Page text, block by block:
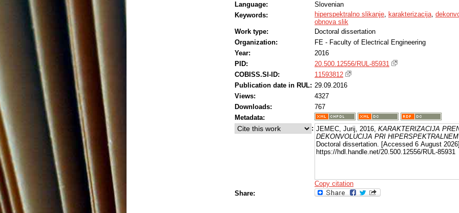
vplivajo na kakovost zajetih slik. Glede na način zajemanja hiperspektralnih
sisteme v štiri skupine: točkovno spektralne, enorazsežno prostorske,
trirazsežne. Pri sistemih za točkovno spektralno zajemanje in za
zajamemo celotno hiperspektralno sliko z zaporednim zajemanjem
prostorski razsežnosti. Sistemi za dvorazsežno prostorsko zajemanje
slike pri izbrani valovni dolžini, pri čemer nam izgradnjo celotne
nastavljivi optični gradnik. Sistemi za trirazsežno zajemanje pa omogočajo
kakor tudi spektralne informacije.
Matematično lahko zajem hiperspektralne slike opišemo kot konvolucijo
ter prenosno funkcijo hiperspektralnega sistema. Natančna ocena prenosne
dekonvolucijo iz zajete slike vzorca izločimo vpliv prenosne funkcije
spremenljivih linearnih sistemov vemo, da lahko prenosno funkcijo sistema
odziva sistema na ustrezne testne signale v vseh stanjih sistema. V
predstavili postopke, ki omogočajo uporabniku hiperspektralnega sistema
karakterizacijo. Rezultati karakterizacije se nato lahko uporabijo v postopku
za zmanjšanje geometrijskih popačenj in megljenja v zajetih
Pomembnost karakterizacije hiperspektralnih sistemov je bila prepoznana
zaznavanja, kjer je bilo v zadnjih letih objavljenih več raziskav, vendar pa
rezultatov karakterizacije za hkratno zmanjšanje geometrijskih popačenj in
popačenj hiperspektralnih sistemov. Poleg tega so omenjene raziskave
svetila in občutljivosti svetlobnega tipala, ne pa tudi vpliva preostalih
vnašajo geometrijska popačenja in megljenje.
V prvem delu doktorske disertacije obravnavamo razvoj celovitega
Language:
Slovenian
Keywords:
hiperspektralno slikanje, karakterizacija,
obnova slik
Work type:
Doctoral dissertation
Organization:
FE - Faculty of Electrical Engineering
Year:
2016
PID:
20.500.12556/RUL-85931
COBISS.SI-ID:
11593812
Publication date in RUL: 29.09.2016
Views:
4327
Downloads:
767
Metadata:
: JEMEC, Jurij, 2016, KARAKTERIZACIJA
DEKONVOLUCIJA PRI
Doctoral dissertation. [Accessed 6 August
https://hdl.handle.net/20.500.12556/RUL-85931
Copy citation
Share: